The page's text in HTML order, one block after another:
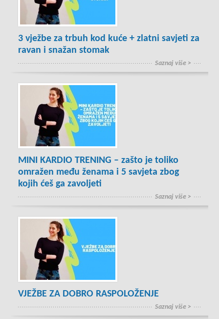
3 vježbe za trbuh kod kuće + zlatni savjeti za
ravan i snažan stomak
Saznaj više >
MINI KARDIO TRENING – zašto je toliko
omražen među ženama i 5 savjeta zbog
kojih ćeš ga zavoljeti
Saznaj više >
VJEŽBE ZA DOBRO RASPOLOŽENJE
Saznaj više >